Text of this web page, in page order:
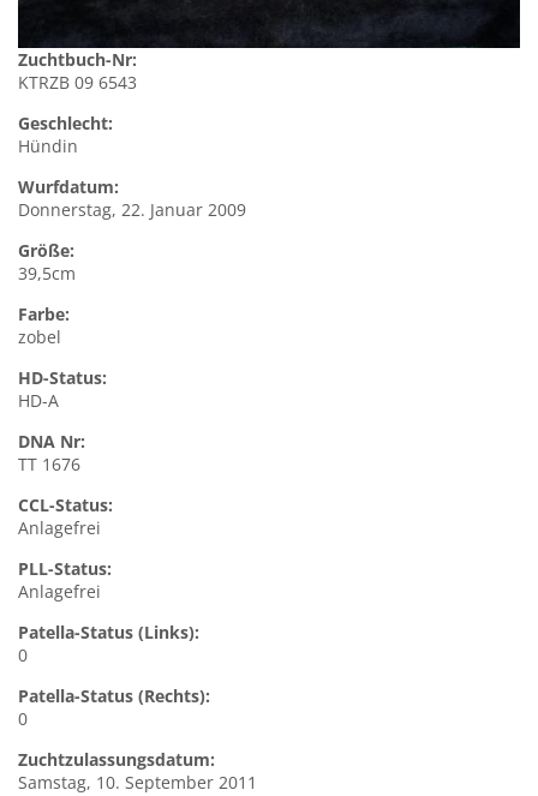
Zuchtbuch-Nr:
KTRZB 09 6543
Geschlecht:
Hündin
Wurfdatum:
Donnerstag, 22. Januar 2009
Größe:
39,5cm
Farbe:
zobel
HD-Status:
HD-A
DNA Nr:
TT 1676
CCL-Status:
Anlagefrei
PLL-Status:
Anlagefrei
Patella-Status (Links):
0
Patella-Status (Rechts):
0
Zuchtzulassungsdatum:
Samstag, 10. September 2011